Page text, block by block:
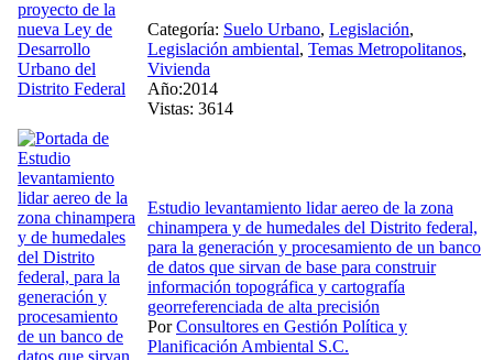
Categoría: Suelo Urbano, Legislación,
Legislación ambiental, Temas Metropolitanos,
Vivienda
Año:2014
Vistas: 3614
Estudio levantamiento lidar aereo de la zona
chinampera y de humedales del Distrito federal,
para la generación y procesamiento de un banco
de datos que sirvan de base para construir
información topográfica y cartografía
georreferenciada de alta precisión
PorConsultores en Gestión Política y
Planificación Ambiental S.C.